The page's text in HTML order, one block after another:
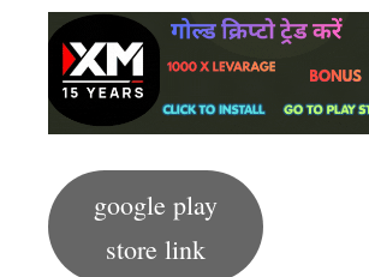
content
google play
store link